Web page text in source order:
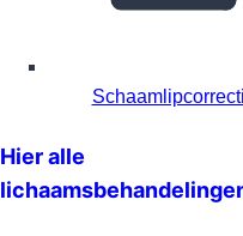
Hier alle